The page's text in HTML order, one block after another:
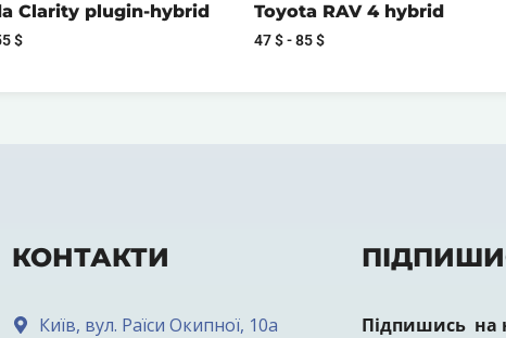
Clarity plugin-hybrid
$
Toyota RAV 4 hybrid
47$-85$
КОНТАКТИ
Київ, вул. Раїси Окипної, 10а
Підпишись на